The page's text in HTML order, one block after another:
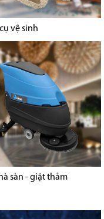
vệ sinh
sàn - giặt thảm